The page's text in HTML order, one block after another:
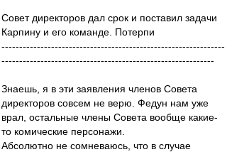
Совет директоров дал срок и поставил задачи
Карпину и его команде. Потерпи
---------------------------------------------------------------
------------------------------------------------------------
Знаешь, я в эти заявления членов Совета
директоров совсем не верю. Федун нам уже
врал, остальные члены Совета вообще какие-
то комические персонажи.
Абсолютно не сомневаюсь, что в случае